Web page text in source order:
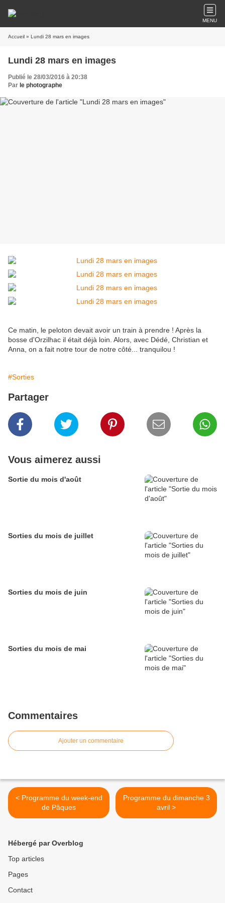
MENU
Accueil » Lundi 28 mars en images
Lundi 28 mars en images
Publié le 28/03/2016 à 20:38
Par le photographe
Ce matin, le peloton devait avoir un train à prendre ! Après la
bosse d'Orzilhac il était déjà loin. Alors, avec Dédé, Christian et
Anna, on a fait notre tour de notre côté... tranquilou !
#Sorties
Partager
Vous aimerez aussi
Sortie du mois d'août
Sorties du mois de juillet
Sorties du mois de juin
Sorties du mois de mai
Commentaires
Ajouter un commentaire
< Programme du week-end
de Pâques
Programme du dimanche 3
avril >
Hébergé par Overblog
Top articles
Pages
Contact